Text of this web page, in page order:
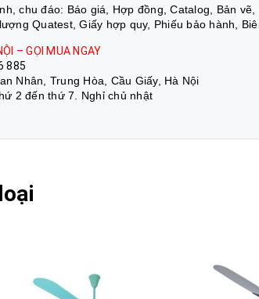
chu đáo: Báo giá, Hợp đồng, Catalog, Bản
Quatest, Giấy hợp quy, Phiếu bảo hành,
– GỌI MUA NGAY
885
Nhân, Trung Hòa, Cầu Giấy, Hà Nội
2 đến thứ 7. Nghỉ chủ nhật